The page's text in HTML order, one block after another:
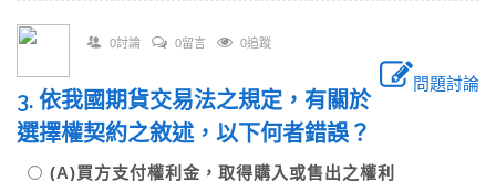
0討論 0留言 0追蹤
問題討論
3. 依我國期貨交易法之規定，有關於
選擇權契約之敘述，以下何者錯誤？
(A)買方支付權利金，取得購入或售出之權利